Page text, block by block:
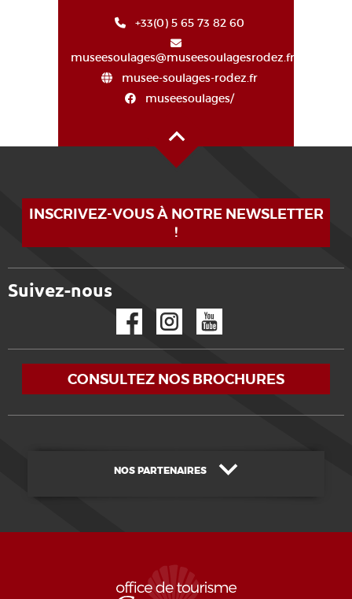
+33(0) 5 65 73 82 60
museesoulages@museesoulagesrodez.fr
musee-soulages-rodez.fr
museesoulages/
INSCRIVEZ-VOUS À NOTRE NEWSLETTER
!
Suivez-nous
CONSULTEZ NOS BROCHURES
NOS PARTENAIRES